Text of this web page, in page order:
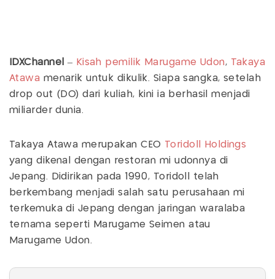
IDXChannel – Kisah pemilik Marugame Udon , Takaya
Atawa menarik untuk dikulik. Siapa sangka, setelah
drop out (DO) dari kuliah, kini ia berhasil menjadi
miliarder dunia.
Takaya Atawa merupakan CEO Toridoll Holdings
yang dikenal dengan restoran mi udonnya di
Jepang. Didirikan pada 1990, Toridoll telah
berkembang menjadi salah satu perusahaan mi
terkemuka di Jepang dengan jaringan waralaba
ternama seperti Marugame Seimen atau
Marugame Udon.